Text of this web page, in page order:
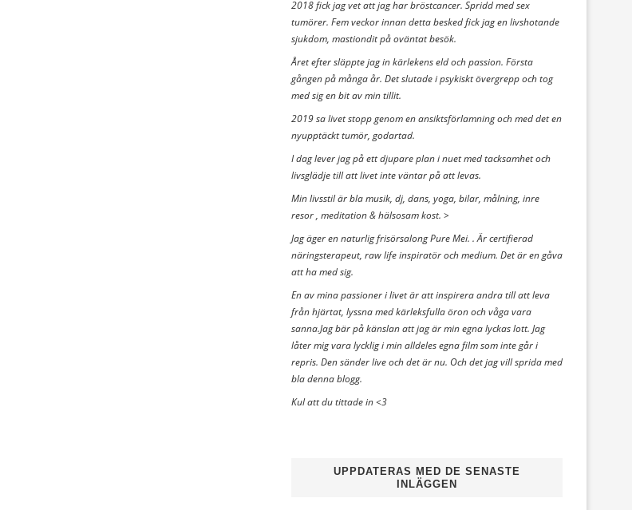
2018 fick jag vet att jag har bröstcancer. Spridd med sex
tumörer. Fem veckor innan detta besked fick jag en livshotande
sjukdom, mastiondit på oväntat besök.
Året efter släppte jag in kärlekens eld och passion. Första
gången på många år. Det slutade i psykiskt övergrepp och tog
med sig en bit av min tillit.
2019 sa livet stopp genom en ansiktsförlamning och med det en
nyupptäckt tumör, godartad.
I dag lever jag på ett djupare plan i nuet med tacksamhet och
livsglädje till att livet inte väntar på att levas.
Min livsstil är bla musik, dj, dans, yoga, bilar, målning, inre
resor , meditation & hälsosam kost. >
Jag äger en naturlig frisörsalong Pure Mei. . Är certifierad
näringsterapeut, raw life inspiratör och medium. Det är en gåva
att ha med sig.
En av mina passioner i livet är att inspirera andra till att leva
från hjärtat, lyssna med kärleksfulla öron och våga vara
sanna.Jag bär på känslan att jag är min egna lyckas lott. Jag
låter mig vara lycklig i min alldeles egna film som inte går i
repris. Den sänder live och det är nu. Och det jag vill sprida med
bla denna blogg.
Kul att du tittade in <3
UPPDATERAS MED DE SENASTE
INLÄGGEN